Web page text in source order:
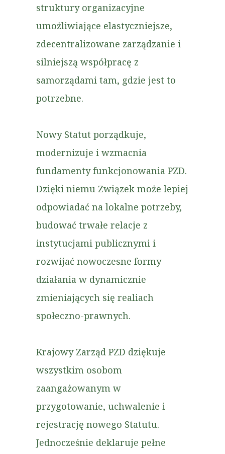
struktury organizacyjne
umożliwiające elastyczniejsze,
zdecentralizowane zarządzanie i
silniejszą współpracę z
samorządami tam, gdzie jest to
potrzebne.
Nowy Statut porządkuje,
modernizuje i wzmacnia
fundamenty funkcjonowania PZD.
Dzięki niemu Związek może lepiej
odpowiadać na lokalne potrzeby,
budować trwałe relacje z
instytucjami publicznymi i
rozwijać nowoczesne formy
działania w dynamicznie
zmieniających się realiach
społeczno-prawnych.
Krajowy Zarząd PZD dziękuje
wszystkim osobom
zaangażowanym w
przygotowanie, uchwalenie i
rejestrację nowego Statutu.
Jednocześnie deklaruje pełne